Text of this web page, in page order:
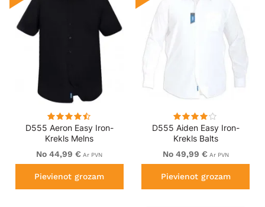
D555 Aeron Easy Iron-
Krekls Melns
No 44,99 € Ar PVN
Pievienot grozam
D555 Aiden Easy Iron-
Krekls Balts
No 49,99 € Ar PVN
Pievienot grozam